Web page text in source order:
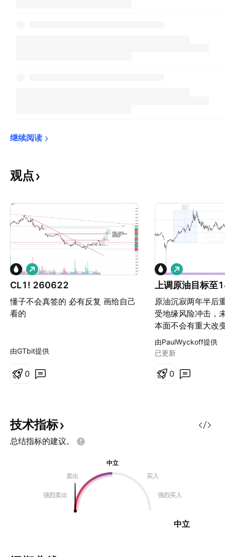
继续阅读
观点
CL1! 260622
懂子不会真签的 必有反复 画给自己
看的
做
多
由GTbit提供
0
上调原油目标至
原油沉寂两年半后
受地缘风险冲击，
本面不会有重大改
到140，中间一定
波拉升，抓主升浪
做
多
由PaulWyckoff提供
已更新
0
技术指标
总结指标的建议。
中立
卖出
买入
强烈卖出 强烈买入
中立